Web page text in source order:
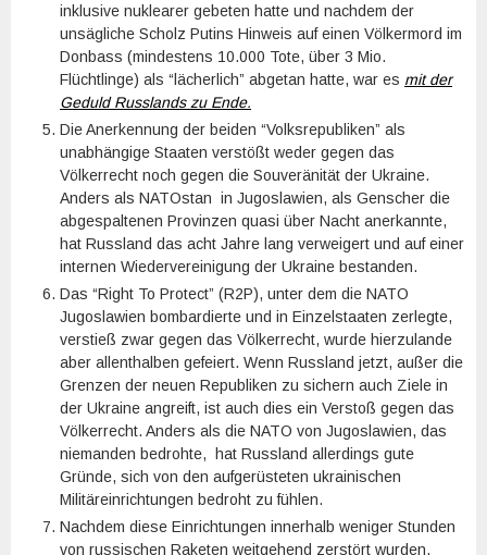
inklusive nuklearer gebeten hatte und nachdem der
unsägliche Scholz Putins Hinweis auf einen Völkermord im
Donbass (mindestens 10.000 Tote, über 3 Mio.
Flüchtlinge) als “lächerlich” abgetan hatte, war es mit der
Geduld Russlands zu Ende.
Die Anerkennung der beiden “Volksrepubliken” als
unabhängige Staaten verstößt weder gegen das
Völkerrecht noch gegen die Souveränität der Ukraine.
Anders als NATOstan in Jugoslawien, als Genscher die
abgespaltenen Provinzen quasi über Nacht anerkannte,
hat Russland das acht Jahre lang verweigert und auf einer
internen Wiedervereinigung der Ukraine bestanden.
Das “Right To Protect” (R2P), unter dem die NATO
Jugoslawien bombardierte und in Einzelstaaten zerlegte,
verstieß zwar gegen das Völkerrecht, wurde hierzulande
aber allenthalben gefeiert. Wenn Russland jetzt, außer die
Grenzen der neuen Republiken zu sichern auch Ziele in
der Ukraine angreift, ist auch dies ein Verstoß gegen das
Völkerrecht. Anders als die NATO von Jugoslawien, das
niemanden bedrohte, hat Russland allerdings gute
Gründe, sich von den aufgerüsteten ukrainischen
Militäreinrichtungen bedroht zu fühlen.
Nachdem diese Einrichtungen innerhalb weniger Stunden
von russischen Raketen weitgehend zerstört wurden,